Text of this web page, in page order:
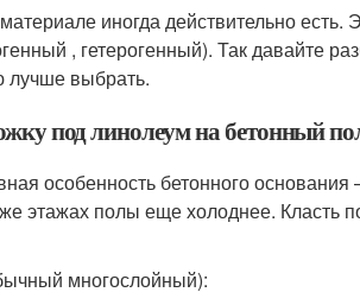
иногда действительно есть.
, гетерогенный). Так давайте
лучше выбрать.
под линолеум на бетонный
особенность бетонного
этажах полы еще холоднее. Класть
многослойный):